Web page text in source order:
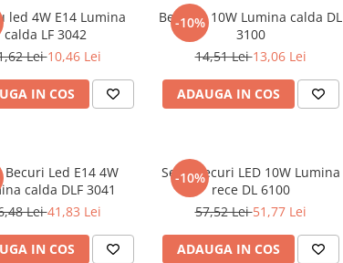
led 4W E14 Lumina
calda LF 3042
Lei10,46 Lei
IN COS
-10%
Bec LED 10W Lumina calda DL
3100
14,51 Lei13,06 Lei
ADAUGA IN COS
Becuri Led E14 4W
calda DLF 3041
Lei41,83 Lei
IN COS
-10%
Set 4 Becuri LED 10W Lumina
rece DL 6100
57,52 Lei51,77 Lei
ADAUGA IN COS